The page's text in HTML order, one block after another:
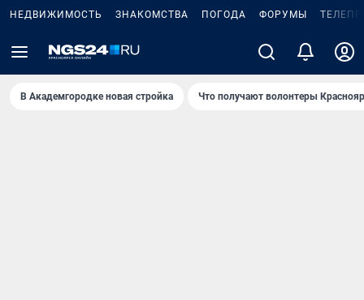
НЕДВИЖИМОСТЬ ЗНАКОМСТВА ПОГОДА ФОРУМЫ
В Академгородке новая стройка Что получают волонтеры